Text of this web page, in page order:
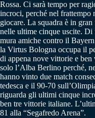
Rossa. Ci sarà tempo per
incroci, perché nel frattempo
giocare. La squadra è in
nelle ultime cinque uscite. Di
mura amiche contro il
la Virtus Bologna occupa il
di appena nove vittorie e
solo l’Alba Berlino perché,
hanno vinto due match
tedesca e il 90-70
riguarda gli ultimi cinque
ben tre vittorie italiane.
81 alla “Segafredo Arena”.